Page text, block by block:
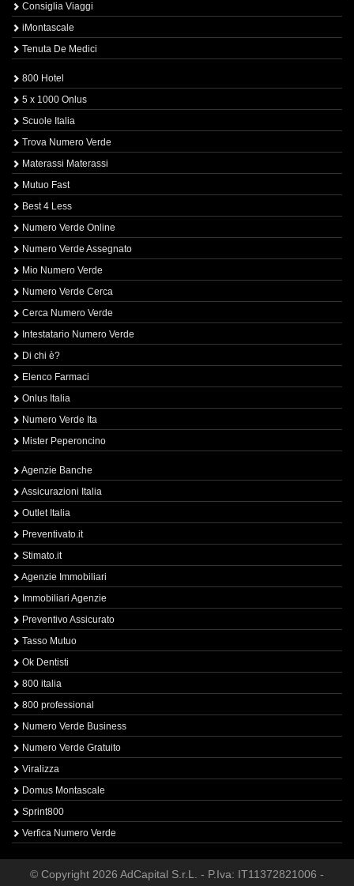
Consiglia Viaggi
iMontascale
Tenuta De Medici
800 Hotel
5 x 1000 Onlus
Scuole Italia
Trova Numero Verde
Materassi Materassi
Mutuo Fast
Best 4 Less
Numero Verde Online
Numero Verde Assegnato
Mio Numero Verde
Numero Verde Cerca
Cerca Numero Verde
Intestatario Numero Verde
Di chi è?
Elenco Farmaci
Onlus Italia
Numero Verde Ita
Mister Peperoncino
Agenzie Banche
Assicurazioni Italia
Outlet Italia
Preventivato.it
Stimato.it
Agenzie Immobiliari
Immobiliari Agenzie
Preventivo Assicurato
Tasso Mutuo
Ok Dentisti
800 italia
800 professional
Numero Verde Business
Numero Verde Gratuito
Viralizza
Domus Montascale
Sprint800
Verfica Numero Verde
© Copyright 2026 AdCapital S.r.L. - P.Iva: IT11372821006 -